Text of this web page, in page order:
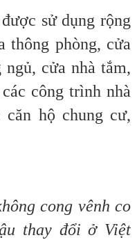
sử dụng rộng
thông phòng, cửa
ngủ, cửa nhà tắm,
công trình nhà
hộ chung cư,
cong vênh co
thay đổi ở Việt